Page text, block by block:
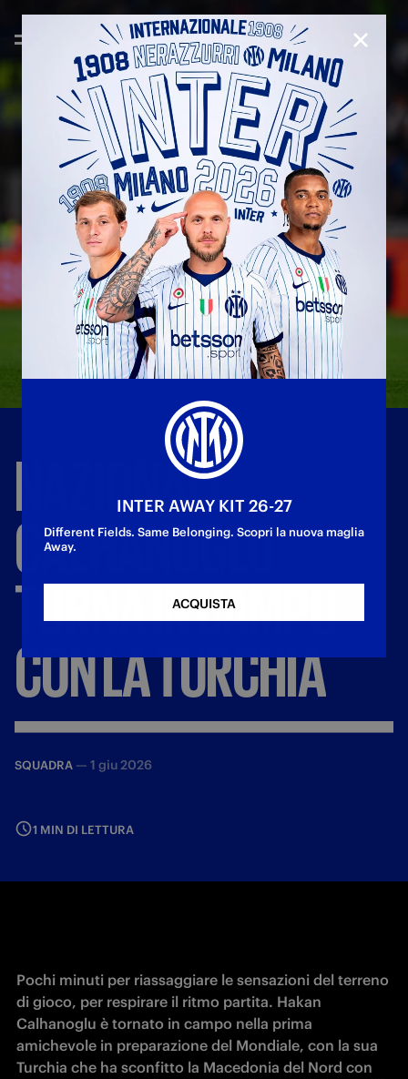
NAZIONALI,
CALHANOGLU
TORNAINCAMPO
CONLATURCHIA
SQUADRA — 1 giu 2026
1 MIN DI LETTURA
Pochi minuti per riassaggiare le sensazioni del terreno
di gioco, per respirare il ritmo partita. Hakan
Calhanoglu è tornato in campo nella prima
amichevole in preparazione del Mondiale, con la sua
Turchia che ha sconfitto la Macedonia del Nord con
INTER AWAY KIT 26-27
Different Fields. Same Belonging. Scopri la nuova maglia
Away.
ACQUISTA